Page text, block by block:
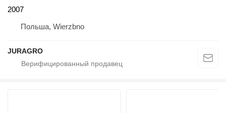
2007
Польша, Wierzbno
JURAGRO